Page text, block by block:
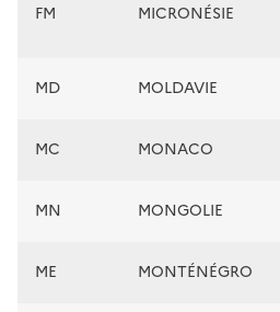
FM MICRONÉSIE
MD MOLDAVIE
MC MONACO
MN MONGOLIE
ME MONTÉNÉGRO